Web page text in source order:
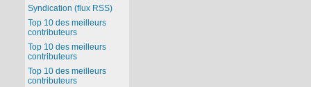
Syndication (flux RSS)
Top 10 des meilleurs
contributeurs
Top 10 des meilleurs
contributeurs
Top 10 des meilleurs
contributeurs